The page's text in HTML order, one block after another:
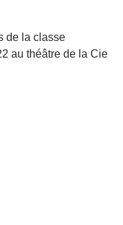
de la classe
au théâtre de la Cie